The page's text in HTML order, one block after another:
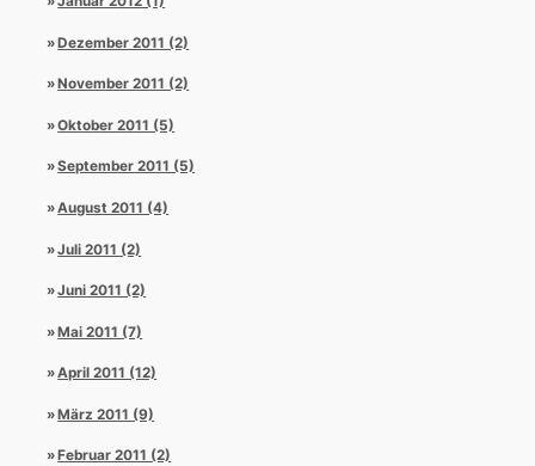
Dezember 2011 (2)
November 2011 (2)
Oktober 2011 (5)
September 2011 (5)
August 2011 (4)
Juli 2011 (2)
Juni 2011 (2)
Mai 2011 (7)
April 2011 (12)
März 2011 (9)
Februar 2011 (2)